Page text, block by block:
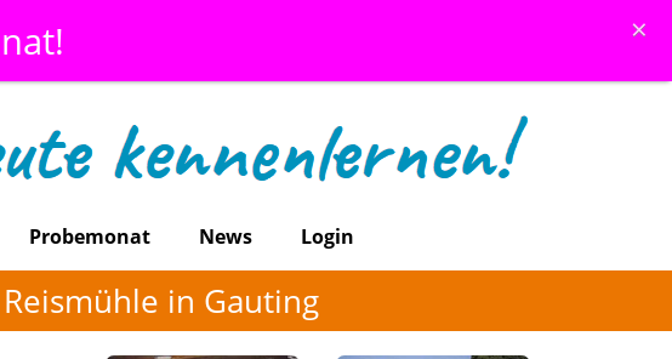
×
Probemonat News Login
in Gauting